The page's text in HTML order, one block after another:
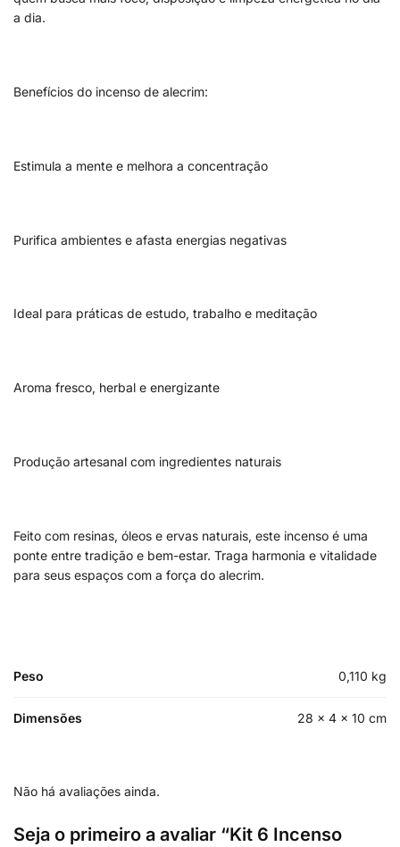
a dia.
Benefícios do incenso de alecrim:
Estimula a mente e melhora a concentração
Purifica ambientes e afasta energias negativas
Ideal para práticas de estudo, trabalho e meditação
Aroma fresco, herbal e energizante
Produção artesanal com ingredientes naturais
Feito com resinas, óleos e ervas naturais, este incenso é uma
ponte entre tradição e bem-estar. Traga harmonia e vitalidade
para seus espaços com a força do alecrim.
Peso 0,110 kg
Dimensões 28 × 4 × 10 cm
Não há avaliações ainda.
Seja o primeiro a avaliar “Kit 6 Incenso